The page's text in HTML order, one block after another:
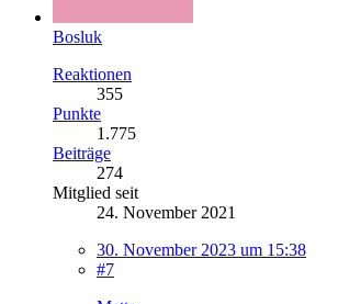
Bosluk
Reaktionen
355
Punkte
1.775
Beiträge
274
Mitglied seit
24. November 2021
30. November 2023 um 15:38
#7